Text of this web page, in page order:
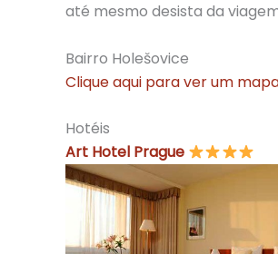
até mesmo desista da
Bairro Holešovice
Clique aqui para ver um
Hotéis
Art Hotel Prague